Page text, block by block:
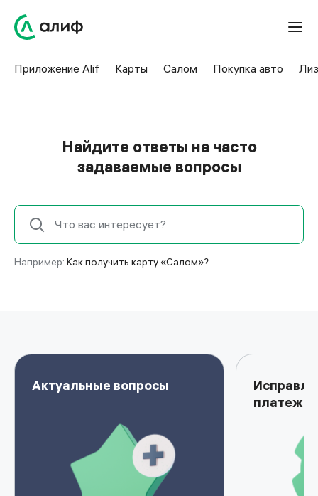
Приложение Alif Карты Салом Покупка авто
Найдите ответы на часто
задаваемые вопросы
Например: Как получить карту «Салом»?
Актуальные вопросы
платежей